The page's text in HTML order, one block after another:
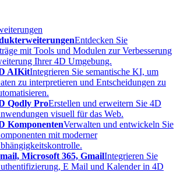
Entdecken Sie
mit Tools und Modulen zur Verbesserung
Ihrer 4D Umgebung.
AIKitIntegrieren Sie semantische KI, um
zu interpretieren und Entscheidungen zu
Qodly ProErstellen und erweitern Sie 4D
visuell für das Web.
KomponentenVerwalten und entwickeln Sie
mit moderner
Microsoft 365, GmailIntegrieren Sie
E Mail und Kalender in 4D